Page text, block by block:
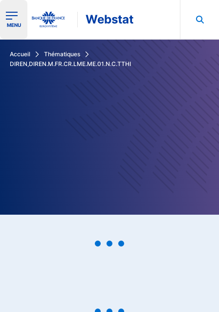
Ouvrir le menu de navigation
MENU Webstat
Accueil
Thématiques
DIREN,DIREN.M.FR.CR.LME.ME.01.N.C.TTHI